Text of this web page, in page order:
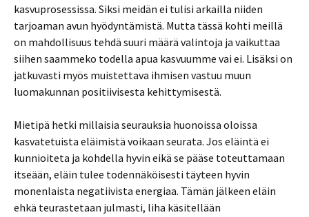
kasvuprosessissa. Siksi meidän ei tulisi arkailla niiden
tarjoaman avun hyödyntämistä. Mutta tässä kohti meillä
on mahdollisuus tehdä suuri määrä valintoja ja vaikuttaa
siihen saammeko todella apua kasvuumme vai ei. Lisäksi on
jatkuvasti myös muistettava ihmisen vastuu muun
luomakunnan positiivisesta kehittymisestä.
Mietipä hetki millaisia seurauksia huonoissa oloissa
kasvatetuista eläimistä voikaan seurata. Jos eläintä ei
kunnioiteta ja kohdella hyvin eikä se pääse toteuttamaan
itseään, eläin tulee todennäköisesti täyteen hyvin
monenlaista negatiivista energiaa. Tämän jälkeen eläin
ehkä teurastetaan julmasti, liha käsitellään